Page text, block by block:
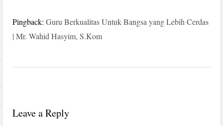
Pingback:Guru Berkualitas Untuk Bangsa yang Lebih Cerdas
| Mr. Wahid Hasyim, S.Kom
Leave a Reply